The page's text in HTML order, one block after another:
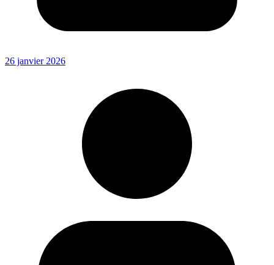
26 janvier 2026